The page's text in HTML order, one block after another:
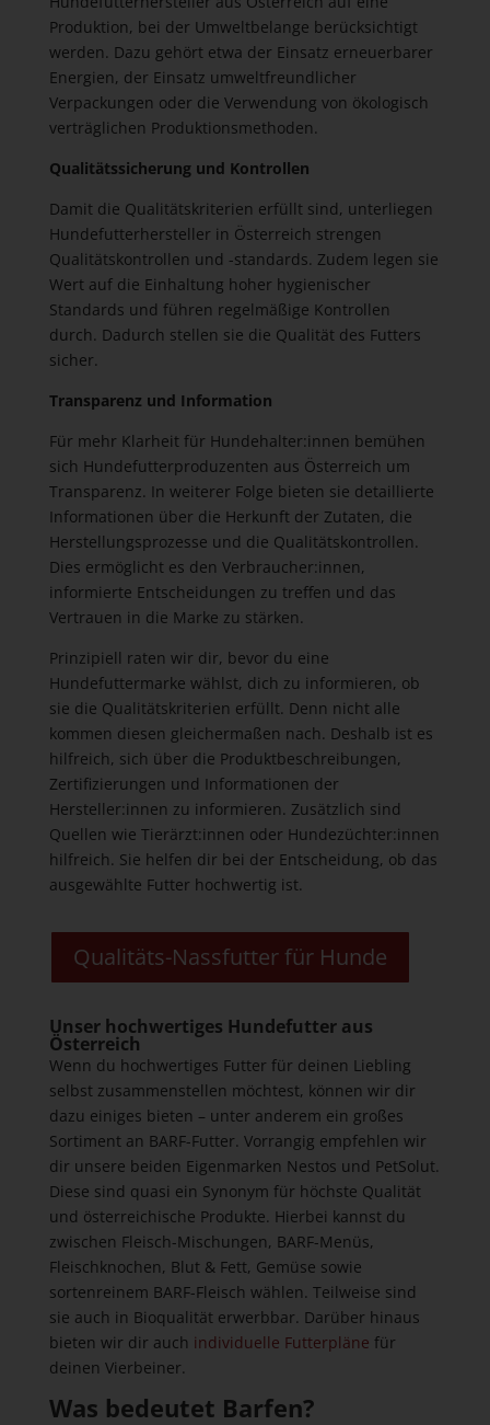
Produktion, bei der Umweltbelange berücksichtigt
werden. Dazu gehört etwa der Einsatz erneuerbarer
Energien, der Einsatz umweltfreundlicher
Verpackungen oder die Verwendung von ökologisch
verträglichen Produktionsmethoden.
Qualitätssicherung und Kontrollen
Damit die Qualitätskriterien erfüllt sind, unterliegen
Hundefutterhersteller in Österreich strengen
Qualitätskontrollen und -standards. Zudem legen sie
Wert auf die Einhaltung hoher hygienischer
Standards und führen regelmäßige Kontrollen
durch. Dadurch stellen sie die Qualität des Futters
sicher.
Transparenz und Information
Für mehr Klarheit für Hundehalter:innen bemühen
sich Hundefutterproduzenten aus Österreich um
Transparenz. In weiterer Folge bieten sie detaillierte
Informationen über die Herkunft der Zutaten, die
Herstellungsprozesse und die Qualitätskontrollen.
Dies ermöglicht es den Verbraucher:innen,
informierte Entscheidungen zu treffen und das
Vertrauen in die Marke zu stärken.
Prinzipiell raten wir dir, bevor du eine
Hundefuttermarke wählst, dich zu informieren, ob
sie die Qualitätskriterien erfüllt. Denn nicht alle
kommen diesen gleichermaßen nach. Deshalb ist es
hilfreich, sich über die Produktbeschreibungen,
Zertifizierungen und Informationen der
Hersteller:innen zu informieren. Zusätzlich sind
Quellen wie Tierärzt:innen oder Hundezüchter:innen
hilfreich. Sie helfen dir bei der Entscheidung, ob das
ausgewählte Futter hochwertig ist.
Qualitäts-Nassfutter für Hunde
Unser hochwertiges Hundefutter aus
Österreich
Wenn du hochwertiges Futter für deinen Liebling
selbst zusammenstellen möchtest, können wir dir
dazu einiges bieten – unter anderem ein großes
Sortiment an BARF-Futter. Vorrangig empfehlen wir
dir unsere beiden Eigenmarken Nestos und PetSolut.
Diese sind quasi ein Synonym für höchste Qualität
und österreichische Produkte. Hierbei kannst du
zwischen Fleisch-Mischungen, BARF-Menüs,
Fleischknochen, Blut & Fett, Gemüse sowie
sortenreinem BARF-Fleisch wählen. Teilweise sind
sie auch in Bioqualität erwerbbar. Darüber hinaus
bieten wir dir auch individuelle Futterpläne für
deinen Vierbeiner.
Was bedeutet Barfen?